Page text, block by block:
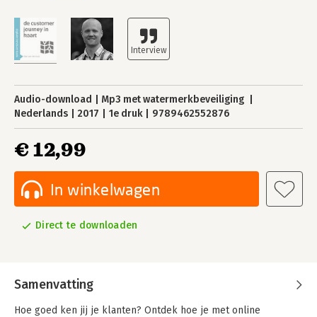
Audio-download
Mp3 met watermerkbeveiliging
Nederlands
2017 1e druk 9789462552876
€ 12,99
In winkelwagen
Direct te downloaden
Samenvatting
Hoe goed ken jij je klanten? Ontdek hoe je met online